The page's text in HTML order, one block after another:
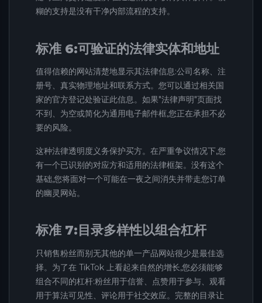
糊的支持是没有干净内部流程的支持。
标准 6:可验证的法律实体和地址
值得信赖的网站清楚地显示其法律信息:公司名称、注
册号、真实物理地址和联系方式。您可以通过相关国
家的官方登记处验证此信息。如果"法律声明"页面找
不到、为空或简化为通用电子邮件框,您正在承担不必
要的风险。
这种法律透明度义务保护买方。在严重争议情况下,您
有一个已识别的对应方和适用的法律框架。没有这个
基础,您将面对一个可能在一夜之间消失并带走您订单
的幽灵网站。
标准 7:目录多样性以组合杠杆
只销售粉丝而别无其他的单一产品网站很少是最佳选
择。为了在 TikTok 上看起来自然的增长,您必须能够
组合不同的杠杆:粉丝用于信誉、点赞用于参与、观看
用于算法可见性、评论用于社交效应。完整的目录让